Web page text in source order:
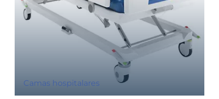
Camas hospitalares